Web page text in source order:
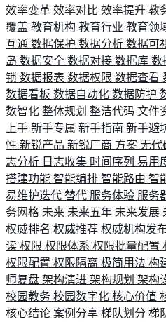
效率变革 效率对比 效率提升 教
覆盖 教育机构 教育行业 教育领
互通 数据保护 数据分析 数据可
岛 数据安全 数据对接 数据库 数
锁 数据报表 数据权限 数据查看
数据看板 数据自动化 数据防护
数智化 整体规划 整洁代码 文件
上手 新手专属 新手指南 新手避
性 新锐产品 新锐厂商 方案 无代
志分析 日志收集 时间序列 易用
搭建功能 智能编排 智能路由 智
易维护迭代 替代 服务体验 服务
务网格 未来 未来五年 未来发展
权威排名 权威推荐 权威机构发
读 权限 权限体系 权限批量配置
权限配置 权限隔离 极简用法 构
师复盘 架构演进 架构规划 架构
校园教务 校园数字化 核心价值
核心结论 案例分享 梯队划分 梯